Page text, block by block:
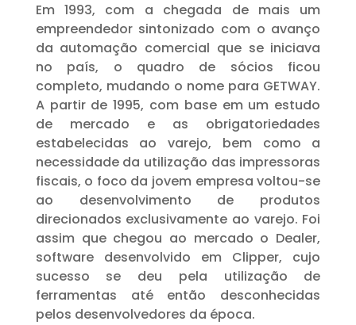
Em 1993, com a chegada de mais um
empreendedor sintonizado com o avanço
da automação comercial que se iniciava
no país, o quadro de sócios ficou
completo, mudando o nome para GETWAY.
A partir de 1995, com base em um estudo
de mercado e as obrigatoriedades
estabelecidas ao varejo, bem como a
necessidade da utilização das impressoras
fiscais, o foco da jovem empresa voltou-se
ao desenvolvimento de produtos
direcionados exclusivamente ao varejo. Foi
assim que chegou ao mercado o Dealer,
software desenvolvido em Clipper, cujo
sucesso se deu pela utilização de
ferramentas até então desconhecidas
pelos desenvolvedores da época.